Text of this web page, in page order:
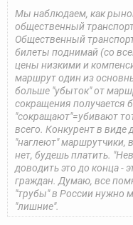
Мы наблюдаем, как
общественный
Общественный
билеты поднимай (со
цены низкими и
маршрут один из
больше "убыток" от
сокращения получается
"сокращают"=убивают
всего. Конкурент в виде
"наглеют" маршрутчики,
нет, будешь платить.
доводить это до конца -
граждан. Думаю, все
"трубы" в России нужно
"лишние".